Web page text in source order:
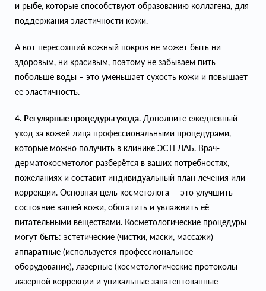
и рыбе, которые способствуют образованию коллагена, для
поддержания эластичности кожи.
А вот пересохший кожный покров не может быть ни
здоровым, ни красивым, поэтому не забываем пить
побольше воды – это уменьшает сухость кожи и повышает
ее эластичность.
4. Регулярные процедуры ухода. Дополните ежедневный
уход за кожей лица профессиональными процедурами,
которые можно получить в клинике ЭСТЕЛАБ. Врач-
дерматокосметолог разберётся в ваших потребностях,
пожеланиях и составит индивидуальный план лечения или
коррекции. Основная цель косметолога — это улучшить
состояние вашей кожи, обогатить и увлажнить её
питательными веществами. Косметологические процедуры
могут быть: эстетические (чистки, маски, массажи)
аппаратные (используется профессиональное
оборудование), лазерные (косметологические протоколы
лазерной коррекции и уникальные запатентованные